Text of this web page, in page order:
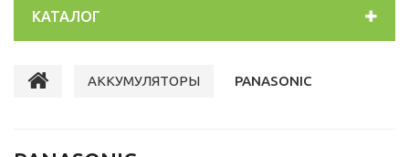
КАТАЛОГ
АККУМУЛЯТОРЫ PANASONIC